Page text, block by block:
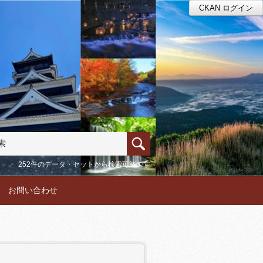
CKAN ログイン
252件のデータ・セットから検索可能です
お問い合わせ